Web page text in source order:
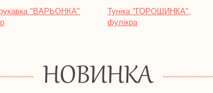
Туніка "ГОРОШИНКА",
фулікра
Нічна сорочка "ЛОРА"
футер
НОВИНКА